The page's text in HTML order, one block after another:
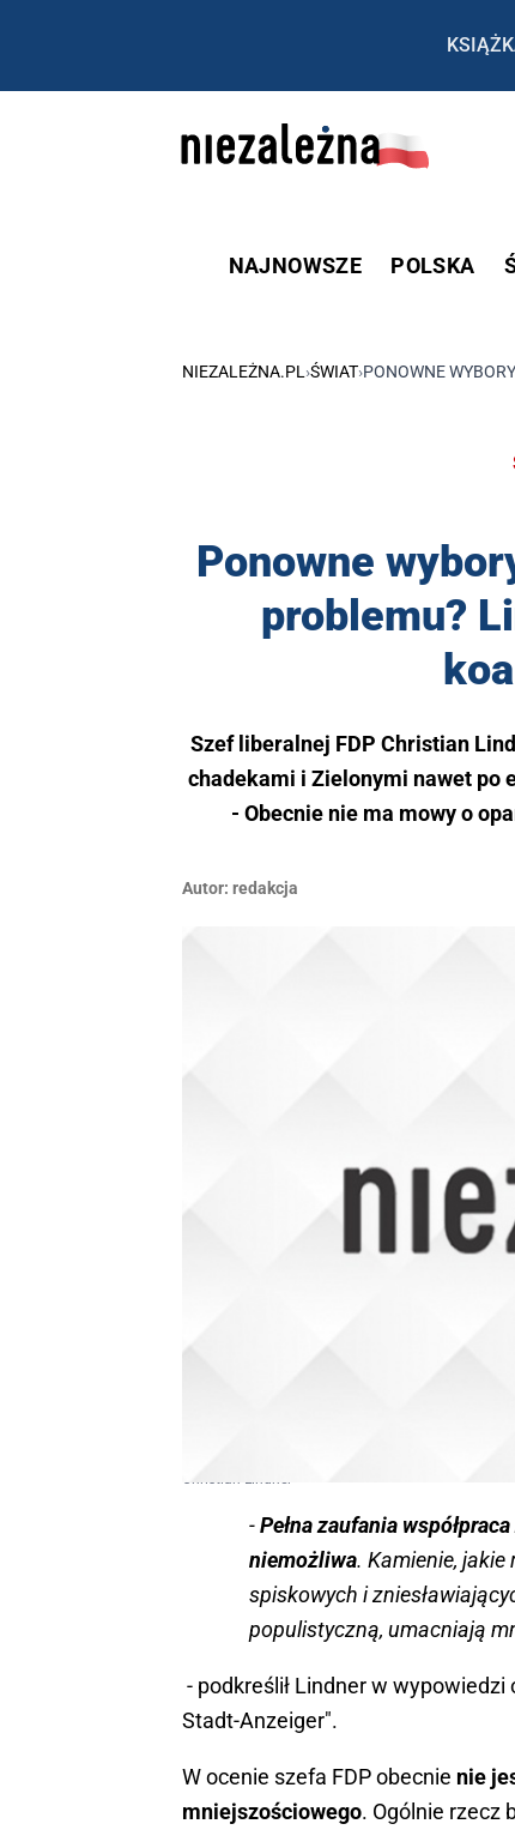
NAJNOWSZE POLSKA
NIEZALEŻNA.PL ›ŚWIAT›PONOWNE
Ponowne
problemu?
Szef liberalnej FDP Christian
chadekami i Zielonymi nawet po
- Obecnie nie ma mowy o
Autor: redakcja
-Pełna zaufania
niemożliwa. Kamienie,
spiskowych i
populistyczną, umacniają
- podkreślił Lindner w
Stadt-Anzeiger".
W ocenie szefa FDP obecnie nie
mniejszościowego. Ogólnie rzecz